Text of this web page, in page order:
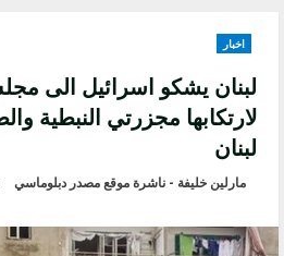
اخبار
لبنان يشكو اسرائيل الى
لارتكابها مجزرتي النبطية
لبنان
مارلين خليفة - ناشرة موقع مصدر دبلوماسي